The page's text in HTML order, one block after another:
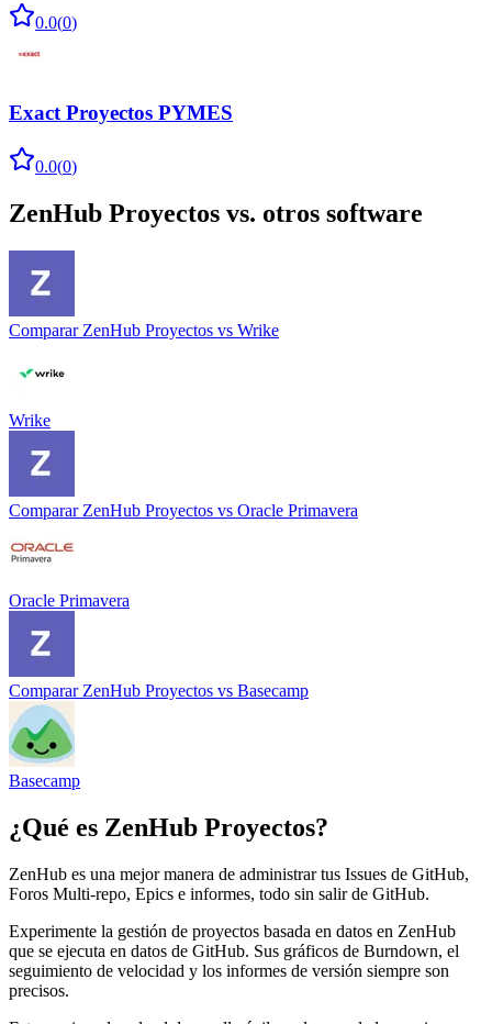
0.0(0)
Exact Proyectos PYMES
0.0(0)
ZenHub Proyectos vs. otros software
Comparar ZenHub Proyectos vs Wrike
Wrike
Comparar ZenHub Proyectos vs Oracle Primavera
Oracle Primavera
Comparar ZenHub Proyectos vs Basecamp
Basecamp
¿Qué es ZenHub Proyectos?
ZenHub es una mejor manera de administrar tus Issues de GitHub,
Foros Multi-repo, Epics e informes, todo sin salir de GitHub.
Experimente la gestión de proyectos basada en datos en ZenHub
que se ejecuta en datos de GitHub. Sus gráficos de Burndown, el
seguimiento de velocidad y los informes de versión siempre son
precisos.